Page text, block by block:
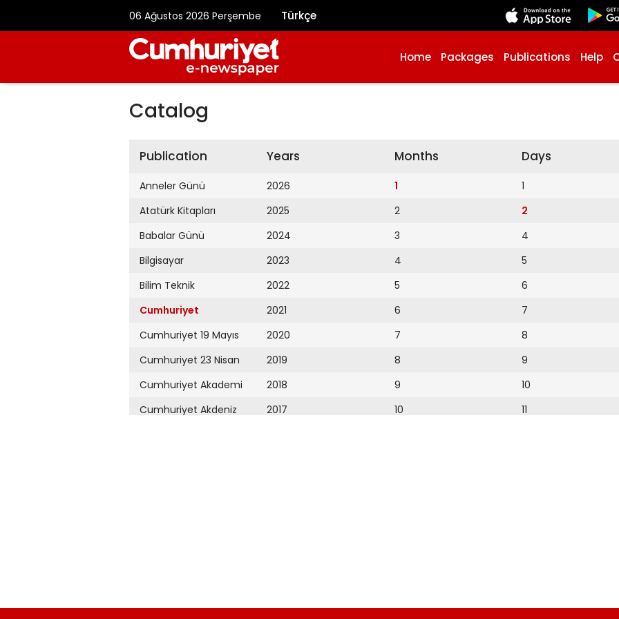
06 Ağustos 2026 Perşembe Türkçe
Home Packages Publications Help
Catalog
Publication
Anneler Günü
Atatürk Kitapları
Babalar Günü
Bilgisayar
Bilim Teknik
Cumhuriyet
Cumhuriyet 19 Mayıs
Cumhuriyet 23 Nisan
Cumhuriyet Akademi
Cumhuriyet Akdeniz
Cumhuriyet Çevre
Years
2026
2025
2024
2023
2022
2021
2020
2019
2018
2017
2009
Months
1
2
3
4
5
6
7
8
9
10
Days
1
2
4
5
6
7
8
9
10
11
22